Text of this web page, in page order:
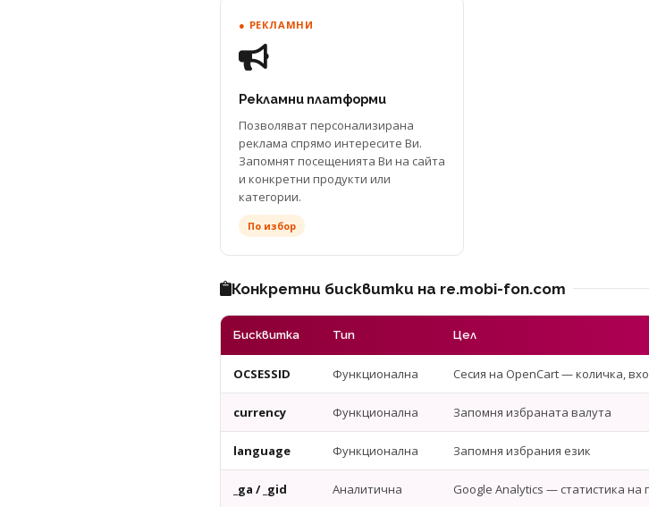
● РЕКЛАМНИ
Рекламни платформи
Позволяват персонализирана
реклама спрямо интересите Ви.
Запомнят посещенията Ви на сайта
и конкретни продукти или
категории.
По избор
Конкретни бисквитки на re.mobi-fon.com
Бисквитка Тип Цел
OCSESSID Функционална Сесия на OpenCart — количка,
currency Функционална Запомня избраната валута
language Функционална Запомня избрания език
_ga / _gid Аналитична Google Analytics — статистика на